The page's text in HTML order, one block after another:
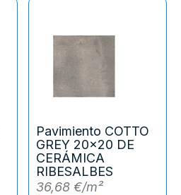
Pavimiento COTTO
GREY 20x20 DE
CERÁMICA
RIBESALBES
36,68 €/m²